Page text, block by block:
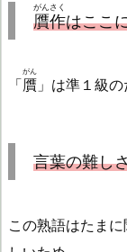
贋作
がんさく
はここ
「贋
がん
」は準１級
言葉の難し
この熟語はたま